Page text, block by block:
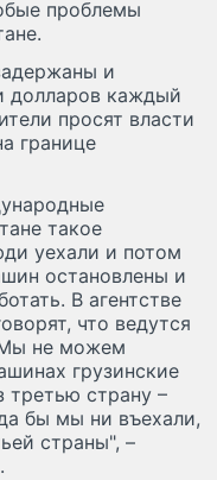
проблемы
и
долларов каждый
просят власти
границе
такое
уехали и потом
остановлены и
В агентстве
что ведутся
Мы не можем
грузинские
третью страну –
бы мы ни въехали,
страны", –